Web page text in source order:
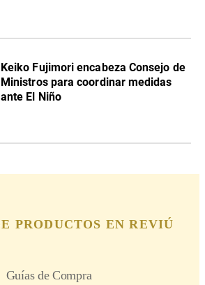
Keiko Fujimori encabeza Consejo de
Ministros para coordinar medidas
ante El Niño